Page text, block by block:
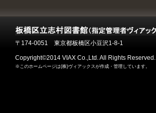
〒174-0051 東京都板橋区小豆沢1-8-1
Copyright©2014 VIAX Co.,Ltd. All Rights Reserved.
※このホームページは(株)ヴィアックスが作成・管理しています。